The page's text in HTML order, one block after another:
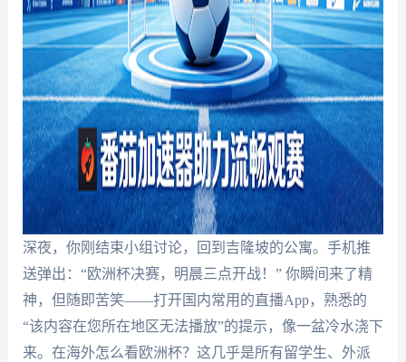
深夜，你刚结束小组讨论，回到吉隆坡的公寓。手机推
送弹出：“欧洲杯决赛，明晨三点开战！” 你瞬间来了精
神，但随即苦笑——打开国内常用的直播App，熟悉的
“该内容在您所在地区无法播放”的提示，像一盆冷水浇下
来。在海外怎么看欧洲杯？这几乎是所有留学生、外派